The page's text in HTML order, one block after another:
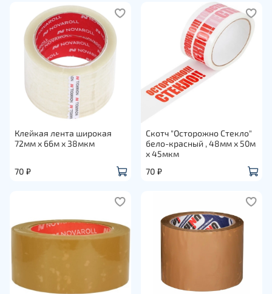
Клейкая лента широкая
72мм х 66м х 38мкм
70 ₽
Скотч "Осторожно Стекло"
бело-красный , 48мм х 50м
х 45мкм
70 ₽